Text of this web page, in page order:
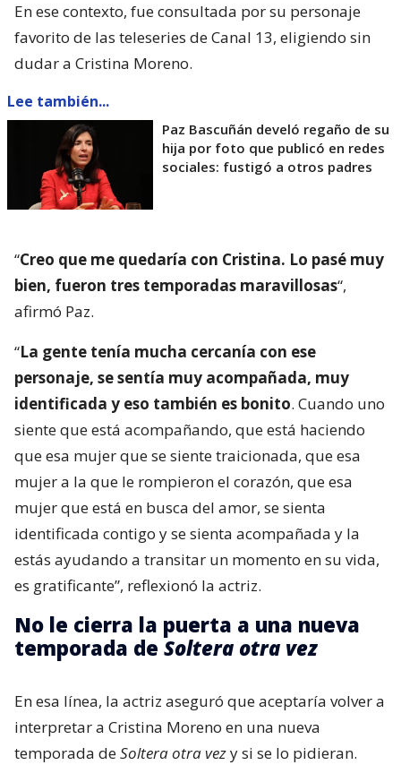
En ese contexto, fue consultada por su personaje
favorito de las teleseries de Canal 13, eligiendo sin
dudar a Cristina Moreno.
Lee también...
Paz Bascuñán develó regaño de su
hija por foto que publicó en redes
sociales: fustigó a otros padres
“Creo que me quedaría con Cristina. Lo pasé muy
bien, fueron tres temporadas maravillosas“,
afirmó Paz.
“La gente tenía mucha cercanía con ese
personaje, se sentía muy acompañada, muy
identificada y eso también es bonito. Cuando uno
siente que está acompañando, que está haciendo
que esa mujer que se siente traicionada, que esa
mujer a la que le rompieron el corazón, que esa
mujer que está en busca del amor, se sienta
identificada contigo y se sienta acompañada y la
estás ayudando a transitar un momento en su vida,
es gratificante”, reflexionó la actriz.
No le cierra la puerta a una nueva
temporada de Soltera otra vez
En esa línea, la actriz aseguró que aceptaría volver a
interpretar a Cristina Moreno en una nueva
temporada deSoltera otra vezy si se lo pidieran.